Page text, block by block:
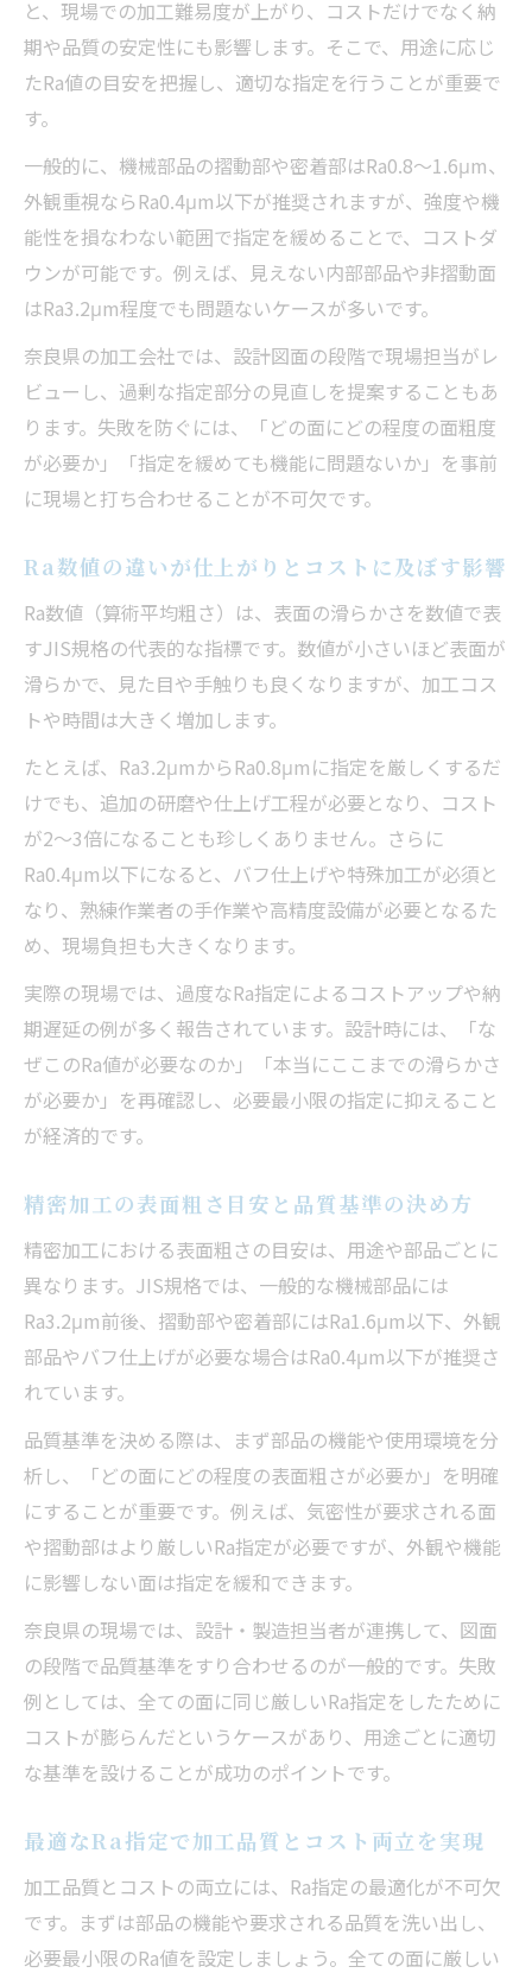
と、現場での加工難易度が上がり、コストだけでなく納
期や品質の安定性にも影響します。そこで、用途に応じ
たRa値の目安を把握し、適切な指定を行うことが重要で
す。
一般的に、機械部品の摺動部や密着部はRa0.8～1.6μm、
外観重視ならRa0.4μm以下が推奨されますが、強度や機
能性を損なわない範囲で指定を緩めることで、コストダ
ウンが可能です。例えば、見えない内部部品や非摺動面
はRa3.2μm程度でも問題ないケースが多いです。
奈良県の加工会社では、設計図面の段階で現場担当がレ
ビューし、過剰な指定部分の見直しを提案することもあ
ります。失敗を防ぐには、「どの面にどの程度の面粗度
が必要か」「指定を緩めても機能に問題ないか」を事前
に現場と打ち合わせることが不可欠です。
Ra数値の違いが仕上がりとコストに及ぼす影響
Ra数値（算術平均粗さ）は、表面の滑らかさを数値で表
すJIS規格の代表的な指標です。数値が小さいほど表面が
滑らかで、見た目や手触りも良くなりますが、加工コス
トや時間は大きく増加します。
たとえば、Ra3.2μmからRa0.8μmに指定を厳しくするだ
けでも、追加の研磨や仕上げ工程が必要となり、コスト
が2～3倍になることも珍しくありません。さらに
Ra0.4μm以下になると、バフ仕上げや特殊加工が必須と
なり、熟練作業者の手作業や高精度設備が必要となるた
め、現場負担も大きくなります。
実際の現場では、過度なRa指定によるコストアップや納
期遅延の例が多く報告されています。設計時には、「な
ぜこのRa値が必要なのか」「本当にここまでの滑らかさ
が必要か」を再確認し、必要最小限の指定に抑えること
が経済的です。
精密加工の表面粗さ目安と品質基準の決め方
精密加工における表面粗さの目安は、用途や部品ごとに
異なります。JIS規格では、一般的な機械部品には
Ra3.2μm前後、摺動部や密着部にはRa1.6μm以下、外観
部品やバフ仕上げが必要な場合はRa0.4μm以下が推奨さ
れています。
品質基準を決める際は、まず部品の機能や使用環境を分
析し、「どの面にどの程度の表面粗さが必要か」を明確
にすることが重要です。例えば、気密性が要求される面
や摺動部はより厳しいRa指定が必要ですが、外観や機能
に影響しない面は指定を緩和できます。
奈良県の現場では、設計・製造担当者が連携して、図面
の段階で品質基準をすり合わせるのが一般的です。失敗
例としては、全ての面に同じ厳しいRa指定をしたために
コストが膨らんだというケースがあり、用途ごとに適切
な基準を設けることが成功のポイントです。
最適なRa指定で加工品質とコスト両立を実現
加工品質とコストの両立には、Ra指定の最適化が不可欠
です。まずは部品の機能や要求される品質を洗い出し、
必要最小限のRa値を設定しましょう。全ての面に厳しい